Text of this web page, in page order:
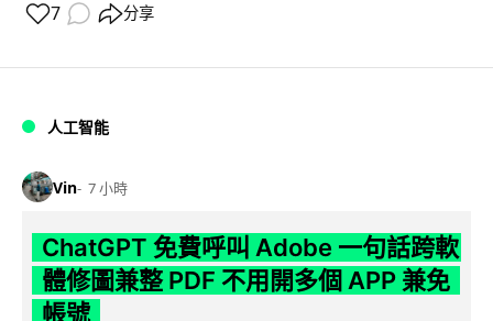
7 分享
人工智能
Vin 7 小時
ChatGPT 免費呼叫 Adobe 一句話跨軟
體修圖兼整 PDF 不用開多個 APP 兼免
帳號